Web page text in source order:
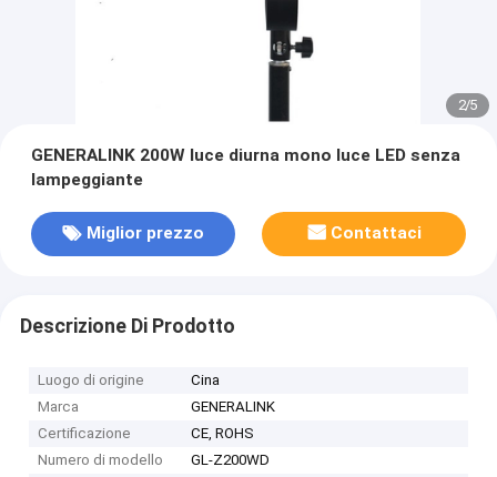
2/5
GENERALINK 200W luce diurna mono luce LED senza
lampeggiante
Miglior prezzo Contattaci
Descrizione Di Prodotto
Luogo di origine
Cina
Marca
GENERALINK
Certificazione
CE, ROHS
Numero di modello
GL-Z200WD